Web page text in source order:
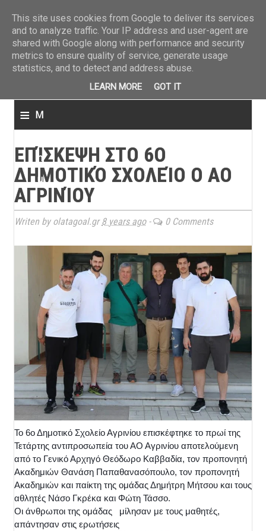
≡ M
n
u
ΕΠΊΣΚΕΨΗ ΣΤΟ 6Ο
ΔΗΜΟΤΙΚΌ ΣΧΟΛΕΊΟ Ο ΑΟ
ΑΓΡΙΝΊΟΥ
Writen by olatagoal.gr8 years ago- 0 Comments
Το 6ο Δημοτικό Σχολείο Αγρινίου επισκέφτηκε το πρωί της
Τετάρτης αντιπροσωπεία του ΑΟ Αγρινίου αποτελούμενη
από το Γενικό Αρχηγό Θεόδωρο Καββαδία, τον προπονητή
Ακαδημιών Θανάση Παπαθανασόπουλο, τον προπονητή
Ακαδημιών και παίκτη της ομάδας Δημήτρη Μήτσου και τους
αθλητές Νάσο Γκρέκα και Φώτη Τάσσο.
Οι άνθρωποι της ομάδας μίλησαν με τους μαθητές,
απάντησαν στις ερωτήσεις
This site uses cookies from Google to deliver its services
and to analyze traffic. Your IP address and user-agent are
shared with Google along with performance and security
metrics to ensure quality of service, generate usage
statistics, and to detect and address abuse.
LEARN MORE GOT IT